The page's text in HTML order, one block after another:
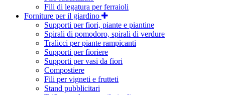
Fili di legatura per ferraioli
Forniture per il giardino
Supporti per fiori, piante e piantine
Spirali di pomodoro, spirali di verdure
Tralicci per piante rampicanti
Supporti per fioriere
Supporti per vasi da fiori
Compostiere
Fili per vigneti e frutteti
Stand pubblicitari